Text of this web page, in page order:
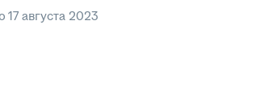
17 августа 2023